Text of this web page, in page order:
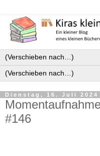
Dienstag, 16. Juli 2024
#146